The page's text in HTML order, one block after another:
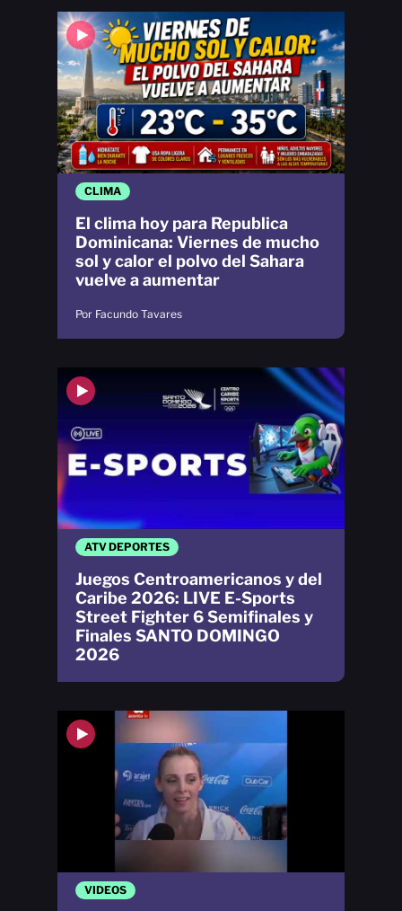
ATV DEPORTES
Juegos Centroamericanos y del
Caribe 2026: LIVE E-Sports
Street Fighter 6 Semifinales y
Finales SANTO DOMINGO
2026
CLIMA
El clima hoy para Republica
Dominicana: Viernes de mucho
sol y calor el polvo del Sahara
vuelve a aumentar
Por Facundo Tavares
VIDEOS